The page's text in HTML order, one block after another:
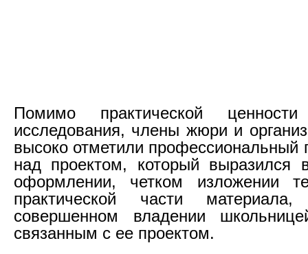
Помимо практической ценности
исследования, члены жюри и
высоко отметили профессиональный
над проектом, который выразился
оформлении, четком изложении
практической части
совершенном владении
связанным с ее проектом.